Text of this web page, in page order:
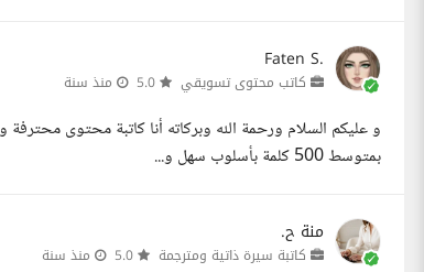
Faten S.
كاتب محتوى تسويقي منذ سنة
بمتوسط 500 كلمة بأسلوب سهل و...
منة ح.
كاتبة سيرة ذاتية ومترجمة منذ سنة